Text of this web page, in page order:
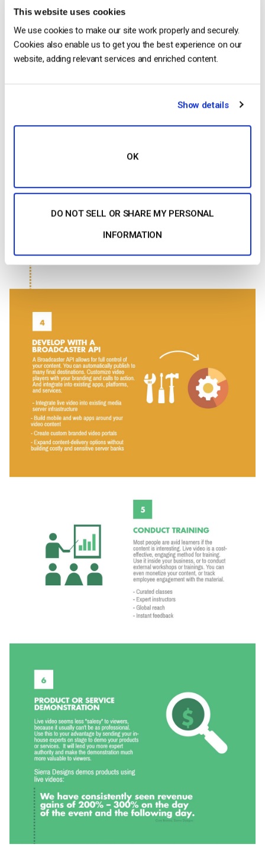
This website uses cookies
We use cookies to make our site work properly and securely.
Cookies also enable us to get you the best experience on our
website, adding relevant services and enriched content.
Show details
OK
DO NOT SELL OR SHARE MY PERSONAL
INFORMATION